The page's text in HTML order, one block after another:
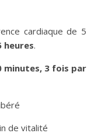
cardiaque de 5
heures.
minutes, 3 fois par
de vitalité